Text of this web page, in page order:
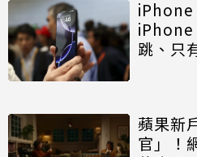
iPhone
iPhone
跳、只
蘋果新
官」！